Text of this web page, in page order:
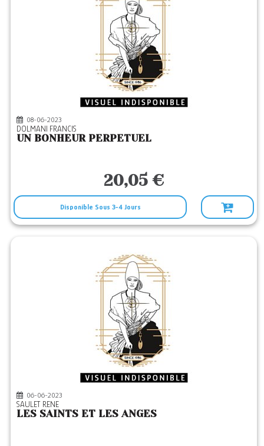
08-06-2023
DOLMANI FRANCIS
UN BONHEUR PERPETUEL
20,05 €
Disponible Sous 3-4 Jours
06-06-2023
SAULET RENE
LES SAINTS ET LES ANGES